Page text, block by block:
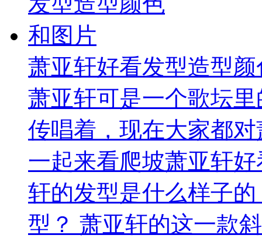
萧亚轩好看发型造型
萧亚轩可是一个歌坛
传唱着，现在大家都
一起来看爬坡萧亚轩
轩的发型是什么样子
型？ 萧亚轩的这一款